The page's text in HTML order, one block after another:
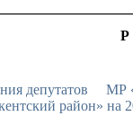
Р
депутатов
МР
район» на